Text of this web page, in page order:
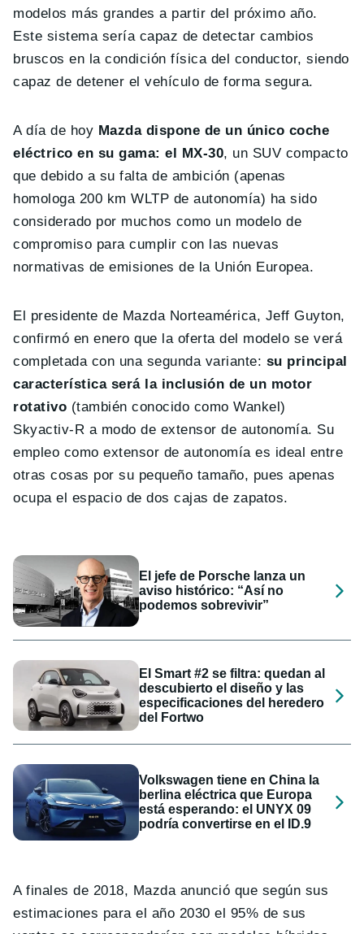
modelos más grandes a partir del próximo año.
Este sistema sería capaz de detectar cambios
bruscos en la condición física del conductor, siendo
capaz de detener el vehículo de forma segura.
A día de hoy Mazda dispone de un único coche
eléctrico en su gama: el MX-30, un SUV compacto
que debido a su falta de ambición (apenas
homologa 200 km WLTP de autonomía) ha sido
considerado por muchos como un modelo de
compromiso para cumplir con las nuevas
normativas de emisiones de la Unión Europea.
El presidente de Mazda Norteamérica, Jeff Guyton,
confirmó en enero que la oferta del modelo se verá
completada con una segunda variante: su principal
característica será la inclusión de un motor
rotativo (también conocido como Wankel)
Skyactiv-R a modo de extensor de autonomía. Su
empleo como extensor de autonomía es ideal entre
otras cosas por su pequeño tamaño, pues apenas
ocupa el espacio de dos cajas de zapatos.
El jefe de Porsche lanza un
aviso histórico: “Así no
podemos sobrevivir”
El Smart #2 se filtra: quedan al
descubierto el diseño y las
especificaciones del heredero
del Fortwo
Volkswagen tiene en China la
berlina eléctrica que Europa
está esperando: el UNYX 09
podría convertirse en el ID.9
A finales de 2018, Mazda anunció que según sus
estimaciones para el año 2030 el 95% de sus